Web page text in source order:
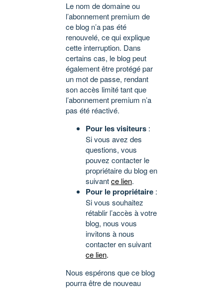
Le nom de domaine ou
l’abonnement premium de
ce blog n’a pas été
renouvelé, ce qui explique
cette interruption. Dans
certains cas, le blog peut
également être protégé par
un mot de passe, rendant
son accès limité tant que
l’abonnement premium n’a
pas été réactivé.
Pour les visiteurs :
Si vous avez des
questions, vous
pouvez contacter le
propriétaire du blog en
suivantce lien.
Pour le propriétaire :
Si vous souhaitez
rétablir l’accès à votre
blog, nous vous
invitons à nous
contacter en suivant
ce lien.
Nous espérons que ce blog
pourra être de nouveau